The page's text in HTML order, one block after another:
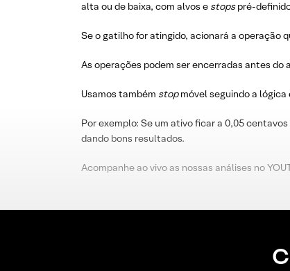
alta ou de baixa, com alvos e stopspré-
Se o gatilho for atingido, acionará a operação
As operações podem ser encerradas antes
Usamos também stopmóvel seguindo a lógica
Por exemplo: Se um ativo ficar a 0,05
dando bons resultados.
Acompanhe ao vivo as nossas análises no